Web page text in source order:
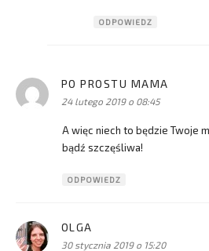
ODPOWIEDZ
PO PROSTU MAMA
24 lutego 2019 o 08:45
A więc niech to będzie Twoje
bądź szczęśliwa!
ODPOWIEDZ
OLGA
30 stycznia 2019 o 15:20